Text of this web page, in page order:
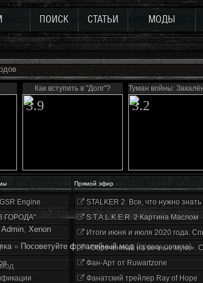
ПОИСК СТАТЬИ МОДЫ
Как вступить в "Долг"?
3.9
Туман войны:
3.2
Прямой эфир
Engine
ГОРОДА"
STALKER 2. Все, что нужно
S.T.A.L.K.E.R. 2 Картина Маслом
Итоги июня и июля 2020 года.
«Обречённый на вечные муки».
Фан-Арт от Ruwartzone
Фанатский трейлер Ray of Hope
Аdmin, Xenon
» Посоветуйте фриплейный мод (прошу совета)